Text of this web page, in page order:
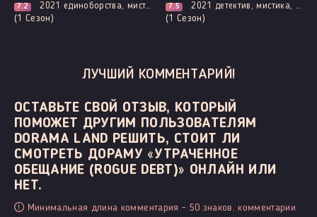
7.2 2021 единоборства, мистика, адаптация новел, расследование, романтика, триллер
(1 Сезон)
7.5 2021 детектив, мистика, мелодрама, романтика, триллер
(1 Сезон)
ЛУЧШИЙ КОММЕНТАРИЙ!
ОСТАВЬТЕ СВОЙ ОТЗЫВ, КОТОРЫЙ
ПОМОЖЕТ ДРУГИМ ПОЛЬЗОВАТЕЛЯМ
DORAMA LAND РЕШИТЬ, СТОИТ ЛИ
СМОТРЕТЬ ДОРАМУ «УТРАЧЕННОЕ
ОБЕЩАНИЕ (ROGUE DEBT)» ОНЛАЙН ИЛИ
НЕТ.
Минимальная длина комментария - 50 знаков. комментарии